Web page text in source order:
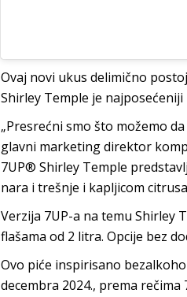
Ovaj novi ukus delimično
Shirley Temple je
„Presrećni smo što možemo
glavni marketing direktor
7UP® Shirley Temple
nara i trešnje i kapljicom
Verzija 7UP-a na temu Shirley
flašama od 2 litra. Opcije bez
Ovo piće inspirisano
decembra 2024., prema rečima